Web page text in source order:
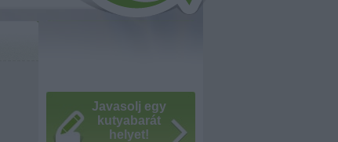
Javasolj egy
kutyabarát
helyet!